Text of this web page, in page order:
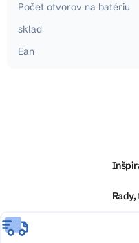
Počet otvorov na batériu
sklad
Ean
e